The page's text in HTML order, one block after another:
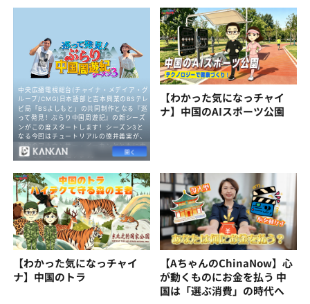
【わかった気になっチャイ
ナ】中国のAIスポーツ公園
【わかった気になっチャイ
ナ】中国のトラ
【AちゃんのChinaNow】心
が動くものにお金を払う 中
国は「選ぶ消費」の時代へ